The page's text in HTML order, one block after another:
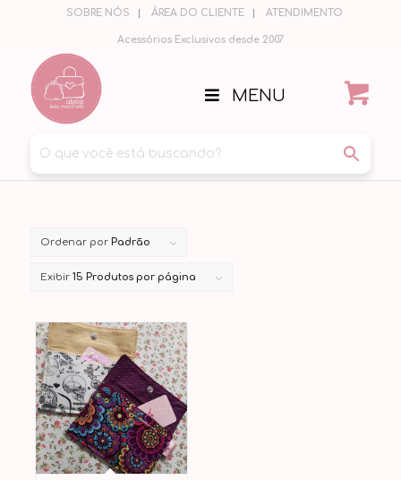
SOBRE NÓS ÁREA DO CLIENTE ATENDIMENTO
Acessórios Exclusivos desde 2007
MENU
Ordenar por Padrão
Exibir 15 Produtos por página